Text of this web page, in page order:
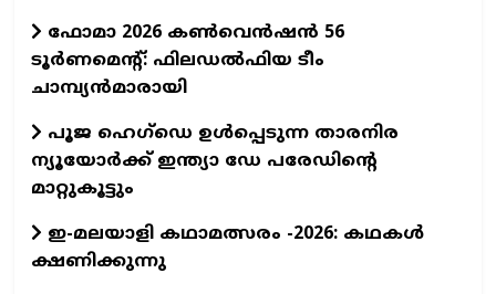
ഫോമാ 2026 കൺവെൻഷൻ 56
ടൂർണമെന്റ്: ഫിലഡൽഫിയ ടീം
ചാമ്പ്യൻമാരായി
പൂജ ഹെഗ്‌ഡെ ഉൾപ്പെടുന്ന താരനിര
ന്യൂയോർക്ക് ഇന്ത്യാ ഡേ പരേഡിന്റെ
മാറ്റുകൂട്ടും
ഇ-മലയാളി കഥാമത്സരം -2026: കഥകൾ
ക്ഷണിക്കുന്നു